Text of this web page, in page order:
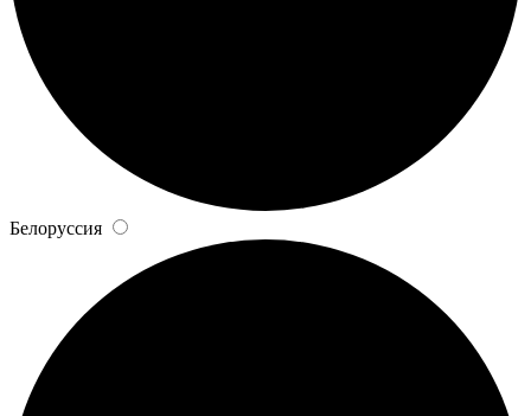
Белоруссия